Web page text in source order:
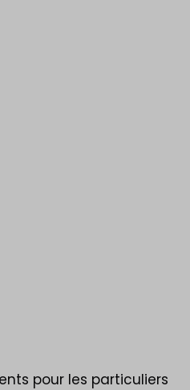
pour les particuliers